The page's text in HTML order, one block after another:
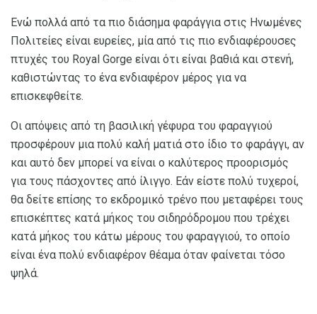
Ενώ πολλά από τα πιο διάσημα φαράγγια στις Ηνωμένες
Πολιτείες είναι ευρείες, μία από τις πιο ενδιαφέρουσες
πτυχές του Royal Gorge είναι ότι είναι βαθιά και στενή,
καθιστώντας το ένα ενδιαφέρον μέρος για να
επισκεφθείτε.
Οι απόψεις από τη βασιλική γέφυρα του φαραγγιού
προσφέρουν μια πολύ καλή ματιά στο ίδιο το φαράγγι, αν
και αυτό δεν μπορεί να είναι ο καλύτερος προορισμός
για τους πάσχοντες από ίλιγγο. Εάν είστε πολύ τυχεροί,
θα δείτε επίσης το εκδρομικό τρένο που μεταφέρει τους
επισκέπτες κατά μήκος του σιδηρόδρομου που τρέχει
κατά μήκος του κάτω μέρους του φαραγγιού, το οποίο
είναι ένα πολύ ενδιαφέρον θέαμα όταν φαίνεται τόσο
ψηλά.